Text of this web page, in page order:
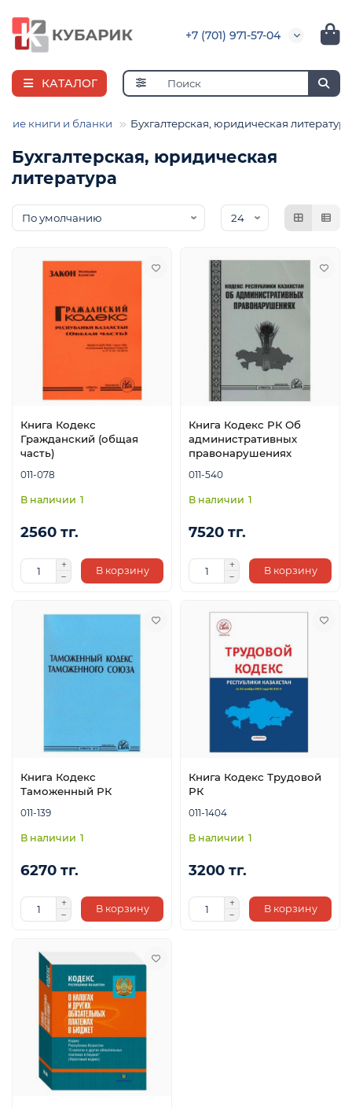
+7 (701) 971-57-04
КАТАЛОГ
книги и бланки Бухгалтерская, юридическая литература
Бухгалтерская, юридическая
литература
Книга Кодекс
Гражданский (общая
часть)
011-078
1
2560 тг.
В корзину
Книга Кодекс РК Об
административных
правонарушениях
011-540
1
7520 тг.
В корзину
Книга Кодекс
Таможенный РК
011-139
1
6270 тг.
В корзину
Книга Кодекс Трудовой
РК
011-1404
1
3200 тг.
В корзину